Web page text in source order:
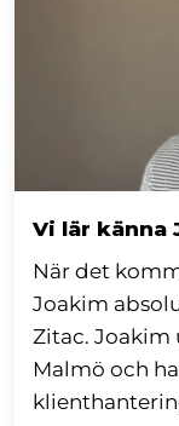
Vi lär känna
När det
Joakim
Zitac. Joakim
Malmö och